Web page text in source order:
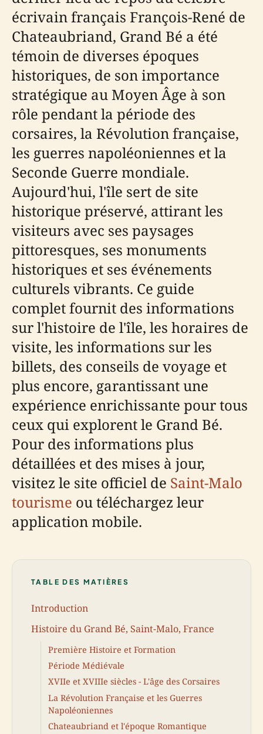
écrivain français François-René de
Chateaubriand, Grand Bé a été
témoin de diverses époques
historiques, de son importance
stratégique au Moyen Âge à son
rôle pendant la période des
corsaires, la Révolution française,
les guerres napoléoniennes et la
Seconde Guerre mondiale.
Aujourd'hui, l'île sert de site
historique préservé, attirant les
visiteurs avec ses paysages
pittoresques, ses monuments
historiques et ses événements
culturels vibrants. Ce guide
complet fournit des informations
sur l'histoire de l'île, les horaires de
visite, les informations sur les
billets, des conseils de voyage et
plus encore, garantissant une
expérience enrichissante pour tous
ceux qui explorent le Grand Bé.
Pour des informations plus
détaillées et des mises à jour,
visitez le site officiel de Saint-Malo
tourisme ou téléchargez leur
application mobile.
TABLE DES MATIÈRES
Introduction
Histoire du Grand Bé, Saint-Malo, France
Première Histoire et Formation
Période Médiévale
XVIIe et XVIIIe siècles - L'âge des Corsaires
La Révolution Française et les Guerres
Napoléoniennes
Chateaubriand et l'époque Romantique